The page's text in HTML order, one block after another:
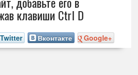
клавиши Ctrl D
Twitter Вконтакте Google+